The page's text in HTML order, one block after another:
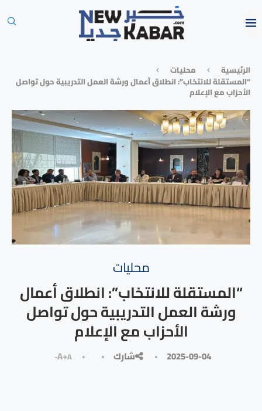
الرئيسية
محليات
“المستقلة للانتخاب”: انطلاق أعمال ورشة العمل التدريبية حول تواصل
الأحزاب مع الإعلام
محليات
“المستقلة للانتخاب”: انطلاق أعمال
ورشة العمل التدريبية حول تواصل
الأحزاب مع الإعلام
2025-09-04 شارك A+A-